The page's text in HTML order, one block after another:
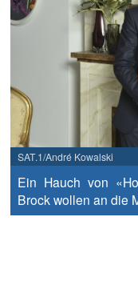
SAT.1/André Kowalski
Ein Hauch von
Brock wollen an die